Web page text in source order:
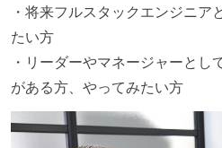
・将来フルスタックエンジニ
たい方
・リーダーやマネージャーと
がある方、やってみたい方